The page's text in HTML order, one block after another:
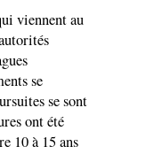
viennent au
se
se sont
ont été
10 à 15 ans